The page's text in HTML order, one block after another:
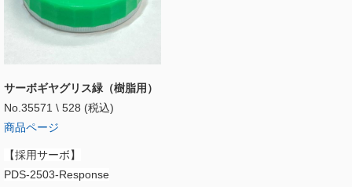
サーボギヤグリス緑（樹脂用）
No.35571 \ 528 (税込)
商品ページ
【採用サーボ】
PDS-2503-Response